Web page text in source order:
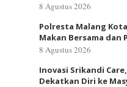
8 Agustus 2026
Polresta Malang
Makan Bersama dan
8 Agustus 2026
Inovasi Srikandi
Dekatkan Diri ke